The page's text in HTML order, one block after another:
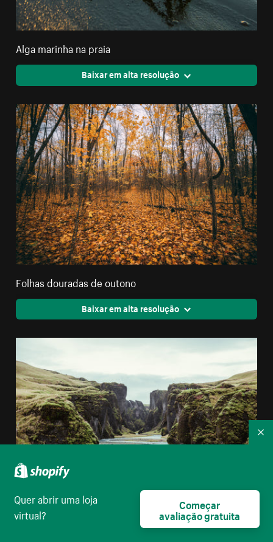
Alga marinha na praia
Baixar em alta resolução
Folhas douradas de outono
Baixar em alta resolução
Água passando entre rochedos íngremes
Quer abrir uma loja
virtual?
Começar
avaliação gratuita